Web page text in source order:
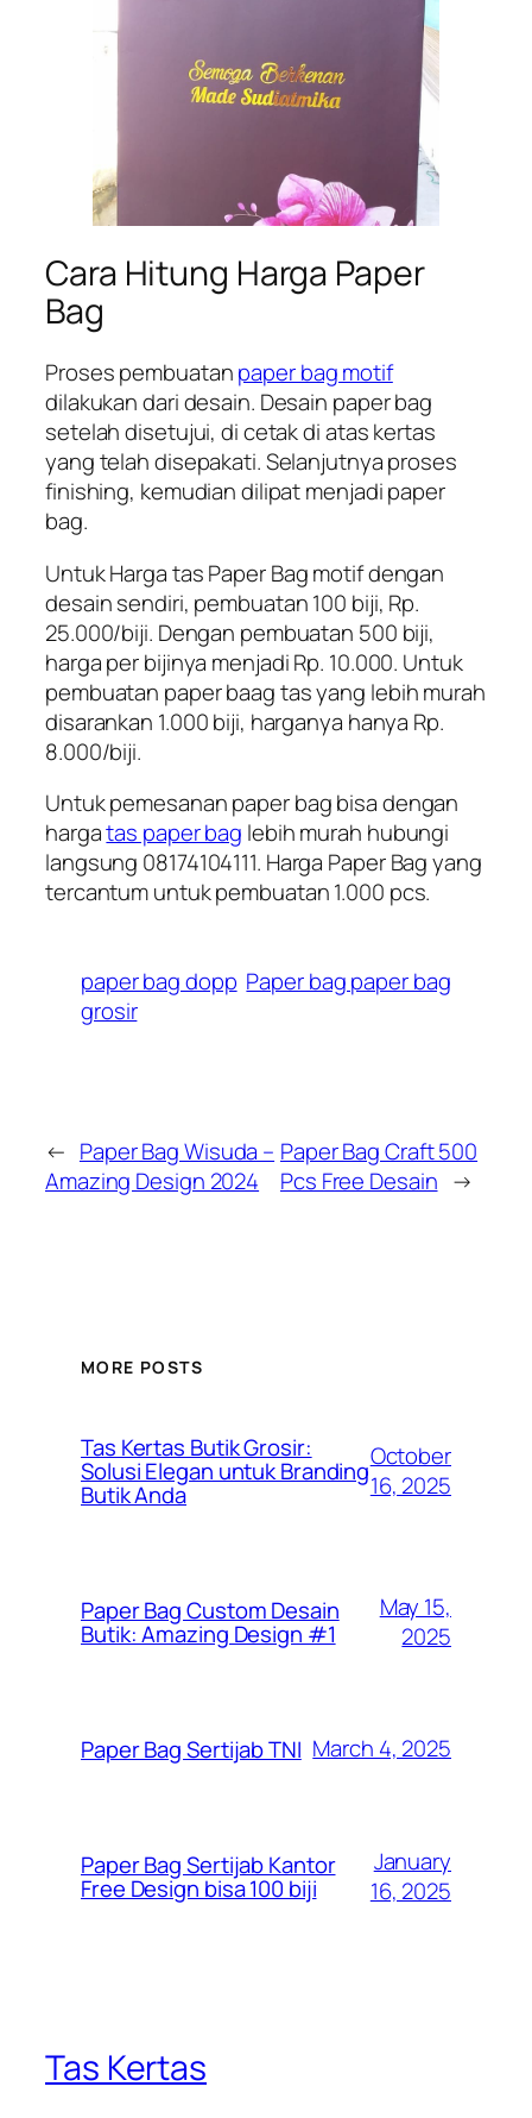
Cara Hitung Harga Paper
Bag
Proses pembuatanpaper bag motif
dilakukan dari desain. Desain paper bag
setelah disetujui, di cetak di atas kertas
yang telah disepakati. Selanjutnya proses
finishing, kemudian dilipat menjadi paper
bag.
Untuk Harga tas Paper Bag motif dengan
desain sendiri, pembuatan 100 biji, Rp.
25.000/biji. Dengan pembuatan 500 biji,
harga per bijinya menjadi Rp. 10.000. Untuk
pembuatan paper baag tas yang lebih murah
disarankan 1.000 biji, harganya hanya Rp.
8.000/biji.
Untuk pemesanan paper bag bisa dengan
hargatas paper bag lebih murah hubungi
langsung 08174104111. Harga Paper Bag yang
tercantum untuk pembuatan 1.000 pcs.
paper bag dopp Paper bag paper bag
grosir
← Paper Bag Wisuda –
Amazing Design 2024
Paper Bag Craft 500
Pcs Free Desain →
MORE POSTS
Tas Kertas Butik Grosir:
Solusi Elegan untuk Branding
Butik Anda
October
16, 2025
Paper Bag Custom Desain
Butik: Amazing Design #1
May 15,
2025
Paper Bag Sertijab TNI March 4, 2025
Paper Bag Sertijab Kantor
Free Design bisa 100 biji
January
16, 2025
Tas Kertas